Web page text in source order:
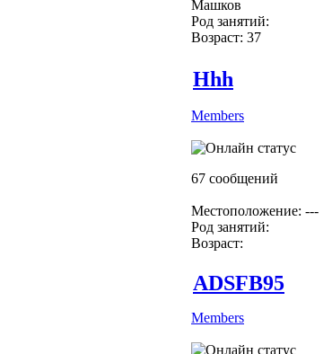
Машков
Род занятий:
Возраст: 37
Hhh
Members
67 сообщений
Местоположение: ---
Род занятий:
Возраст:
ADSFB95
Members